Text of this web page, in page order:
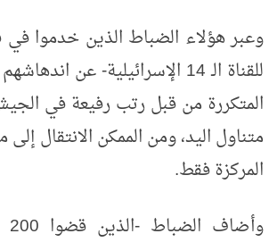
وعبر هؤلاء الضباط الذين خدموا
للقناة الـ 14 الإسرائيلية- عن
المتكررة من قبل رتب رفيعة في
متناول اليد، ومن الممكن الانتقال
المركزة فقط.